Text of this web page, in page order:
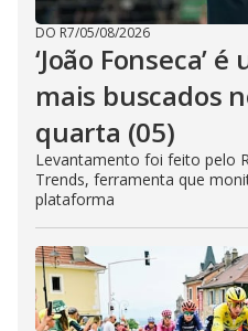
DO R7/05/08/2026
‘João Fonseca’
mais buscados
quarta (05)
Levantamento foi feito pelo
Trends, ferramenta que
plataforma